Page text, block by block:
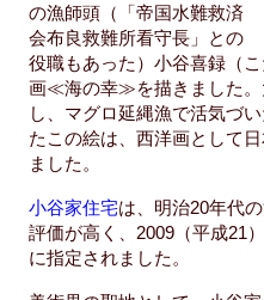
の漁師頭（「帝国水難救済
会布良救難所看守長」との
役職もあった）小谷喜録（
画≪海の幸≫を描きました。
し、マグロ延縄漁で活気づ
たこの絵は、西洋画として
ました。
小谷家住宅は、明治20年代
評価が高く、2009（平成21
に指定されました。